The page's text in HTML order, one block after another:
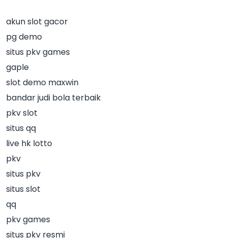
akun slot gacor
pg demo
situs pkv games
gaple
slot demo maxwin
bandar judi bola terbaik
pkv slot
situs qq
live hk lotto
pkv
situs pkv
situs slot
qq
pkv games
situs pkv resmi